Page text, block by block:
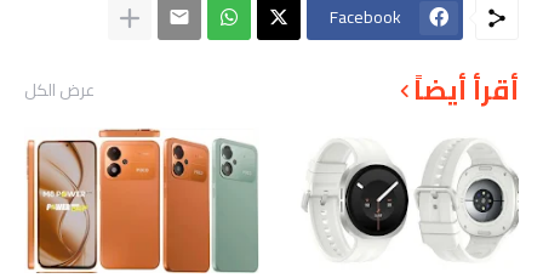
Facebook
أقرأ أيضاً عرض الكل